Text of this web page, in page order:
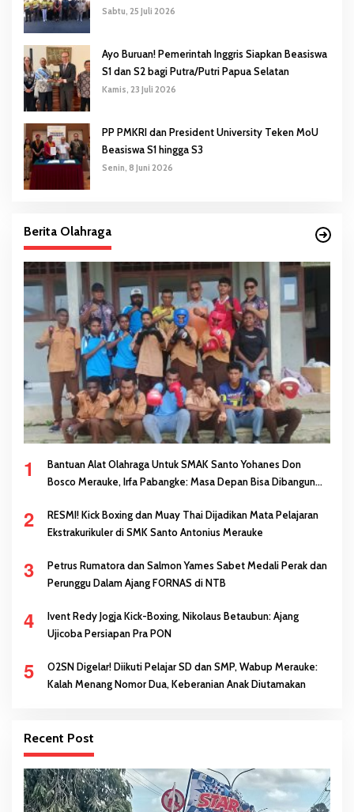
Sabtu, 25 Juli 2026
Ayo Buruan! Pemerintah Inggris Siapkan Beasiswa
S1 dan S2 bagi Putra/Putri Papua Selatan
Kamis, 23 Juli 2026
PP PMKRI dan President University Teken MoU
Beasiswa S1 hingga S3
Senin, 8 Juni 2026
Berita Olahraga
1
Bantuan Alat Olahraga Untuk SMAK Santo Yohanes Don
Bosco Merauke, Irfa Pabangke: Masa Depan Bisa Dibangun
2
RESMI! Kick Boxing dan Muay Thai Dijadikan Mata Pelajaran
Ekstrakurikuler di SMK Santo Antonius Merauke
3
Petrus Rumatora dan Salmon Yames Sabet Medali Perak dan
Perunggu Dalam Ajang FORNAS di NTB
4
Ivent Redy Jogja Kick-Boxing, Nikolaus Betaubun: Ajang
Ujicoba Persiapan Pra PON
5
O2SN Digelar! Diikuti Pelajar SD dan SMP, Wabup Merauke:
Kalah Menang Nomor Dua, Keberanian Anak Diutamakan
Recent Post